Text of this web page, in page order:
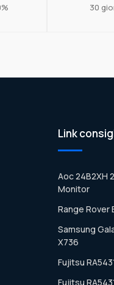
30
Link
Aoc 24B2XH
Monitor
Range Rover
Samsung
X736
Fujitsu
Fujitsu